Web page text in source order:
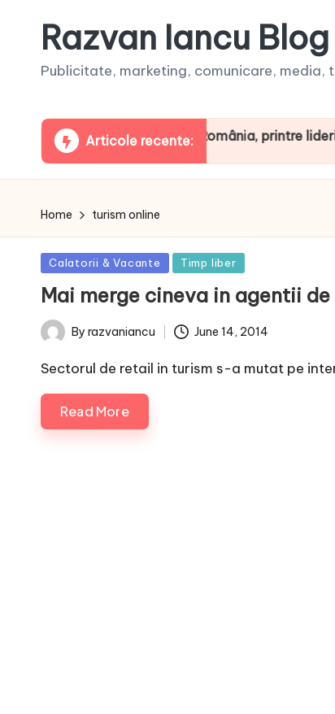
Razvan Iancu Blog
Publicitate, marketing, comunicare, media,
Articole recente:
ARBOpodcast. România, printre liderii
Home turism online
Posted
in
Calatorii & Vacante Timp liber
Mai merge cineva in agentii
PostedBy razvaniancu June 14, 2014
Sectorul de retail in turism s-a mutat pe
Read More